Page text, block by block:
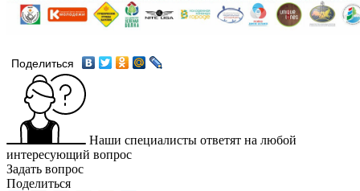
Поделиться
Наши специалисты ответят на любой
интересующий вопрос
Задать вопрос
Поделиться